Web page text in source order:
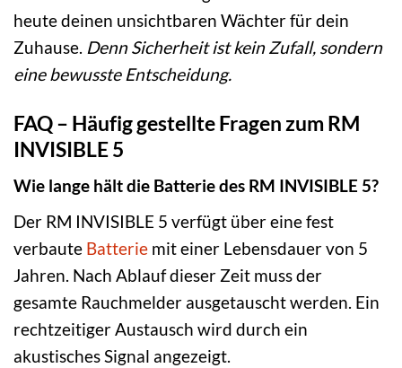
heute deinen unsichtbaren Wächter für dein
Zuhause. Denn Sicherheit ist kein Zufall, sondern
eine bewusste Entscheidung.
FAQ – Häufig gestellte Fragen zum RM
INVISIBLE 5
Wie lange hält die Batterie des RM INVISIBLE 5?
Der RM INVISIBLE 5 verfügt über eine fest
verbaute Batterie mit einer Lebensdauer von 5
Jahren. Nach Ablauf dieser Zeit muss der
gesamte Rauchmelder ausgetauscht werden. Ein
rechtzeitiger Austausch wird durch ein
akustisches Signal angezeigt.